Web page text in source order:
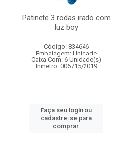
Patinete 3 rodas irado com
luz boy
Código: 834646
Embalagem: Unidade
Caixa Com: 6 Unidade(s)
Inmetro: 006715/2019
Faça seu login ou
cadastre-se para
comprar.